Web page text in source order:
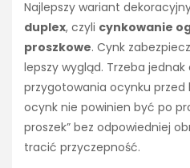
Najlepszy wariant
duplex, czyli cynkowanie
proszkowe. Cynk
lepszy wygląd. Trzeba
przygotowania ocynku przed
ocynk nie powinien być po
proszek” bez odpowiedniej
tracić przyczepność.